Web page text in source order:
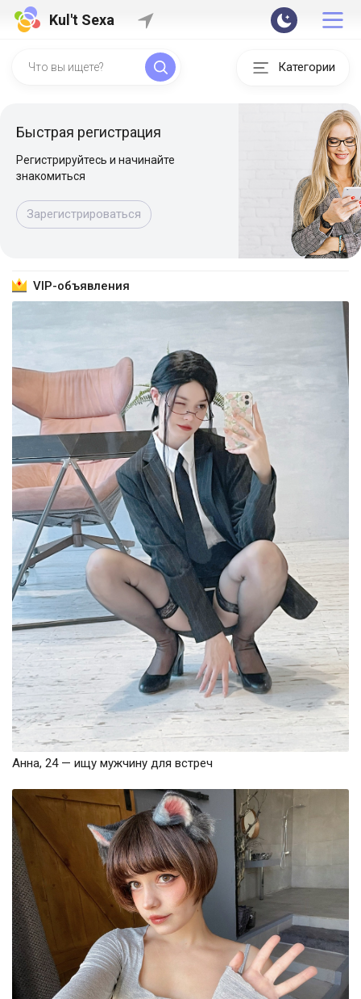
Kul't Sexa
Категории
Быстрая регистрация
Регистрируйтесь и начинайте
знакомиться
Зарегистрироваться
VIP-объявления
Анна, 24 — ищу мужчину для встреч